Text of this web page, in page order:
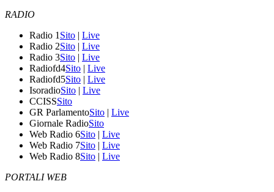
RADIO
Radio 1 Sito | Live
Radio 2Sito | Live
Radio 3Sito | Live
Radiofd4Sito | Live
Radiofd5Sito | Live
IsoradioSito | Live
CCISSSito
GR ParlamentoSito | Live
Giornale RadioSito
Web Radio 6Sito | Live
Web Radio 7Sito | Live
Web Radio 8Sito | Live
PORTALI WEB